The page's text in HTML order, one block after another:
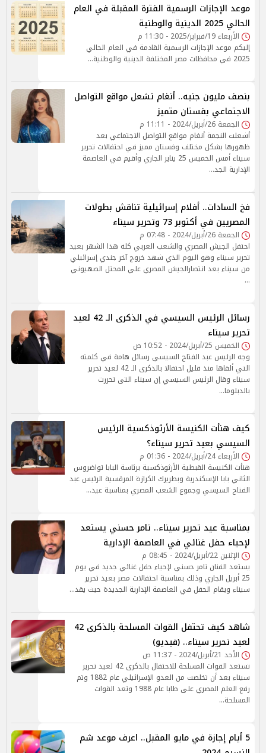
موعد الإجازات الرسمية الفترة المقبلة في العام
الحالي 2025 الدينية والوطنية
الأربعاء 19/فبراير/2025 - 11:30 م
إليكم موعد الإجازات الرسمية القادمة في العام الحالي
2025 في محافظات مصر المختلفة الدينية والوطنية...
بنصف مليون جنيه.. أنغام تشعل مواقع التواصل
الاجتماعي بفستان متميز
الجمعة 26/أبريل/2024 - 11:11 م
أشعلت النجمة أنغام مواقع التواصل الاجتماعي بعد
ظهورها بشكل مختلف وفستان مميز في احتفالات تحرير
سيناء أمس الخميس 25 يناير الجاري وأقيم في العاصمة
الإدارية الجد…
فخ السادات.. أفلام إسرائيلية تناقش بطولات
المصريين في أكتوبر 73 وتحرير سيناء
الجمعة 26/أبريل/2024 - 07:48 م
احتفل الجيش المصري والشعب العربي كله هذا الشهر بعيد
تحرير سيناء وهو اليوم الذي شهد خروج آخر جندي إسرائيلي
من سيناء بعد انتصارالجيش المصري علي المحتل الصهيوني
…
رسائل الرئيس السيسي في الذكرى الـ 42 لعيد
تحرير سيناء
الخميس 25/أبريل/2024 - 10:52 ص
وجه الرئيس عبد الفتاح السيسي رسائل هامة في كلمته
التي ألقاها منذ قليل احتفالا بالذكرى الـ 42 لعيد تحرير
سيناء وقال الرئيس السيسي إن سيناء التى تحررت
بالدبلوما…
كيف هنأت الكنيسة الأرثوذكسية الرئيس
السيسي بعيد تحرير سيناء؟
الأربعاء 24/أبريل/2024 - 01:36 م
هنأت الكنيسة القبطية الأرثوذكسية برئاسة البابا تواضروس
الثاني بابا الإسكندرية وبطريرك الكرازة المرقسية الرئيس عبد
الفتاح السيسي وجموع الشعب المصري بمناسبة عيد…
بمناسبة عيد تحرير سيناء.. تامر حسني يستعد
لإحياء حفل غنائي في العاصمة الإدارية
الإثنين 22/أبريل/2024 - 08:45 م
يستعد الفنان تامر حسني لإحياء حفل غنائي جديد في يوم
25 أبريل الجاري وذلك بمناسبة احتفالات مصر بعيد تحرير
سيناء ويقام الحفل في العاصمة الإدارية الجديدة حيث يقد…
شاهد كيف تحتفل القوات المسلحة بالذكرى 42
لعيد تحرير سيناء.. (فيديو)
الأحد 21/أبريل/2024 - 11:37 ص
تستعد القوات المسلحة للاحتفال بالذكرى 42 لعيد تحرير
سيناء بعد أن تخلصت من العدو الإسرائيلي عام 1882 وتم
رفع العلم المصري على طابا عام 1988 وتعد القوات
المسلحة…
5 أيام إجازة في مايو المقبل.. اعرف موعد شم